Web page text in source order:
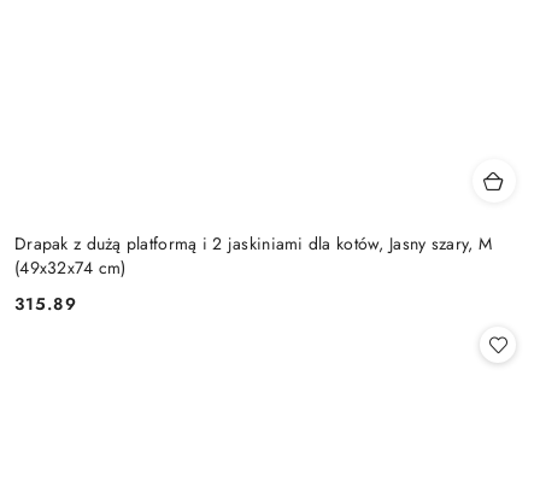
Drapak z dużą platformą i 2 jaskiniami dla kotów, Jasny szary, M
(49x32x74 cm)
Cena:
315.89